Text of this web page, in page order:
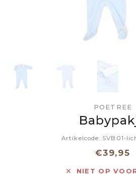
POETREE
Artikelcode: SVB01-
€39,95
NIET OP